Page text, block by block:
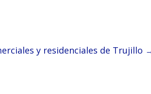
y residenciales de Trujillo